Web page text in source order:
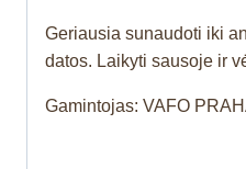
Geriausia sunaudoti iki
datos. Laikyti sausoje ir
Gamintojas: VAFO